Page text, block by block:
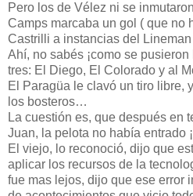
Pero los de Vélez ni se
Camps marcaba un gol ( que no
Castrilli a instancias del
Ahí, no sabés ¡como se
tres: El Diego, El Colorado y al
El Paragüa le clavó un tiro libre,
los bosteros…
La cuestión es, que después en
Juan, la pelota no había entrado
El viejo, lo reconoció, dijo que
aplicar los recursos de la
fue mas lejos, dijo que ese error